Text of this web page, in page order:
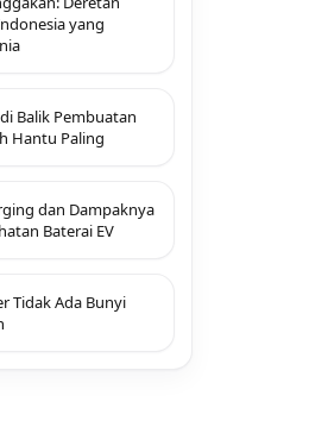
yang
Balik Pembuatan
Hantu Paling
dan Dampaknya
Baterai EV
Tidak Ada Bunyi